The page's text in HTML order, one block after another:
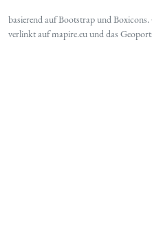
basierend aufBootstrapundBoxicons.
verlinkt aufmapire.euund das